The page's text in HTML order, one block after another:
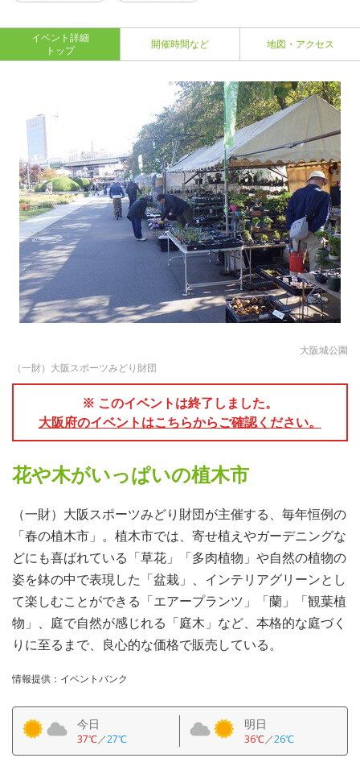
イベント詳細
トップ
開催時間など 地図・アクセス
大阪城公園
（一財）大阪スポーツみどり財団
※ このイベントは終了しました。
大阪府のイベントはこちらからご確認ください。
花や木がいっぱいの植木市
（一財）大阪スポーツみどり財団が主催する、毎年恒例の
「春の植木市」。植木市では、寄せ植えやガーデニングな
どにも喜ばれている「草花」「多肉植物」や自然の植物の
姿を鉢の中で表現した「盆栽」、インテリアグリーンとし
て楽しむことができる「エアープランツ」「蘭」「観葉植
物」、庭で自然が感じれる「庭木」など、本格的な庭づく
りに至るまで、良心的な価格で販売している。
情報提供：イベントバンク
今日
37℃／27℃
明日
36℃／26℃